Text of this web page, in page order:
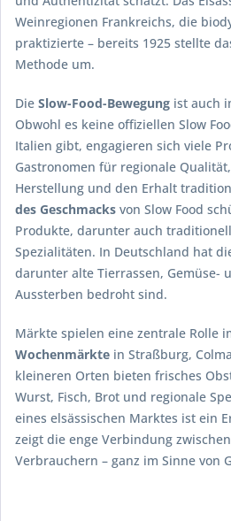
Weinregionen Frankreichs, die
praktizierte – bereits 1925 stellte
Methode um.
Die Slow-Food-Bewegung ist auch
Obwohl es keine offiziellen Slow
Italien gibt, engagieren sich viele
Gastronomen für regionale
Herstellung und den Erhalt
des Geschmacks von Slow Food
Produkte, darunter auch
Spezialitäten. In Deutschland hat
darunter alte Tierrassen, Gemüse-
Aussterben bedroht sind.
Märkte spielen eine zentrale Rolle
Wochenmärkte in Straßburg,
kleineren Orten bieten frisches
Wurst, Fisch, Brot und regionale
eines elsässischen Marktes ist ein
zeigt die enge Verbindung
Verbrauchern – ganz im Sinne von